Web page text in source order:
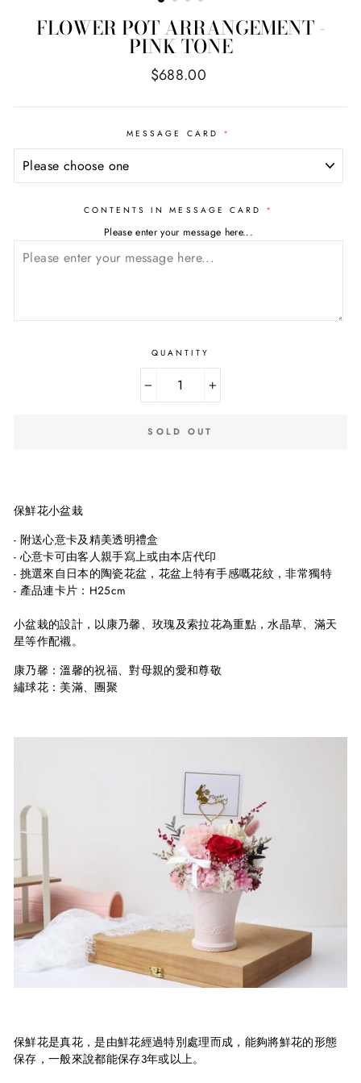
FLOWER POT ARRANGEMENT -
PINK TONE
Regular
$688.00
MESSAGE CARD
CONTENTS IN MESSAGE CARD
Please enter your message here...
QUANTITY
+
SOLD OUT
保鮮花小盆栽
- 附送心意卡及精美透明禮盒
- 心意卡可由客人親手寫上或由本店代印
- 挑選來自日本的陶瓷花盆，花盆上特有手感嘅花紋，非常獨特
- 產品連卡片：H25cm
小盆栽的設計，以康乃馨、玫瑰及索拉花為重點，水晶草、滿天
星等作配襯。
康乃馨：溫馨的祝福、對母親的愛和尊敬
繡球花：美滿、團聚
保鮮花是真花，是由鮮花經過特別處理而成，能夠將鮮花的形態
保存，一般來說都能保存3年或以上。